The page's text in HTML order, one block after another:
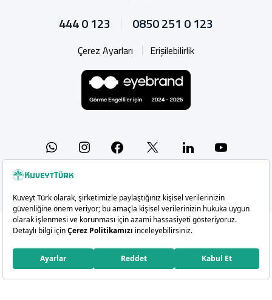
444 0 123 0850 251 0 123
Çerez Ayarları Erişilebilirlik
WhatsappInstagramFacebook Linkedin